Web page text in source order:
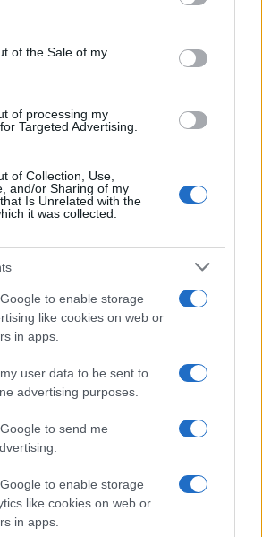
to Google and its third-party tags to
specified purposes in below Google
of the Sale of my
of processing my
Targeted Advertising.
of Collection, Use,
and/or Sharing of my
Is Unrelated with the
it was collected.
to enable storage
like cookies on web or
in apps.
user data to be sent to
advertising purposes.
to send me
to enable storage
like cookies on web or
in apps.
verificare buste paga e
consultare il rappresentante
HR, predisporre un piano
esterni.
è fissare una revisione periodica
ore dipart-time
giornate in
di rimborsi in base ai
dinamica, sostenibile e
e crescita
è un passaggio delicato
in opportunità. Le norme
l’inquadramento; la pratica
un confronto su obiettivi,
e gradualità
prenotare un